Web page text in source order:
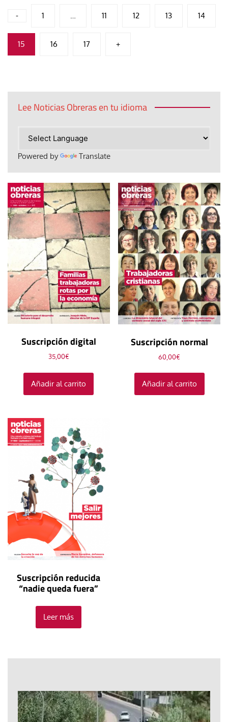
Paginación
de
entradas
- 1 … 11 12 13 14
15 16 17 +
Lee Noticias Obreras en tu idioma
Powered by Translate
Suscripción digital
35,00€
Añadir al carrito
Suscripción normal
60,00€
Añadir al carrito
Suscripción reducida
“nadie queda fuera”
Leer más